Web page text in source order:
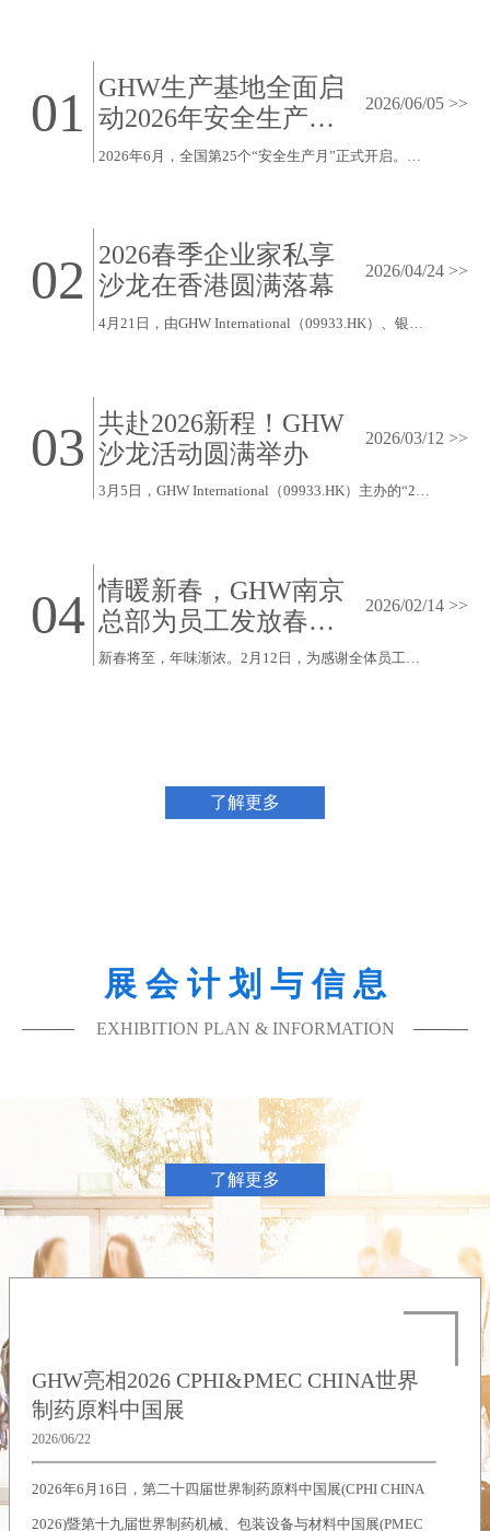
01
GHW生产基地全面启
动2026年安全生产月
活动
2026/06/05 >>
02 2026春季企业家私享
沙龙在香港圆满落幕
2026/04/24 >>
03 共赴2026新程！GHW
沙龙活动圆满举办
2026/03/12 >>
3月5日，GHW International（09933.HK）主办的“2026新程・市场洞察与资本布局沙龙活动”在GHW南京总部三楼圆满举办。GHW特邀众多合作伙伴齐聚一堂，聚焦宏观经济、区域市场、企业实践、出海实战等核心议题，为产业与资本搭建起高效务实的沟通桥梁。
04 情暖新春，GHW南京
总部为员工发放春节
福利
2026/02/14 >>
新春将至，年味渐浓。2月12日，为感谢全体员工一年来的辛勤付出，GHW南京总部精心筹备的春节福利正式发放，为每一位员工送上了诚挚的新春祝福与节日问候。
了解更多
展 会 计 划 与 信 息
EXHIBITION PLAN & INFORMATION
了解更多
GHW亮相2026 CPHI&PMEC CHINA世界
制药原料中国展
2026/06/22
2026年6月16日，第二十四届世界制药原料中国展(CPHI CHINA
2026)暨第十九届世界制药机械、包装设备与材料中国展(PMEC